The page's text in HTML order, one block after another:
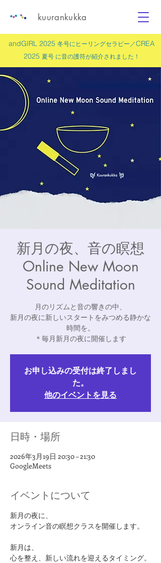
andGIRL 2025 冬号にヒーリングセラピー／CREA
2025 夏号 に音の護符が紹介されました！
kuurankukka
新月の夜、音の瞑想
Online New Moon
Sound Meditation
月のリズムと音の響きの中、
新月の夜に新しいスタートをみつめる静かな
時間を。
＊毎月新月の夜に開催します
お申し込みの受付は終了しまし
た。
他のイベントを見る
日時・場所
2026年3月19日 20:30 – 21:30
GoogleMeets
イベントについて
新月の夜に、
オンライン音の瞑想クラスを開催します。
新月は、
心を整え、新しい流れを迎えるタイミング。